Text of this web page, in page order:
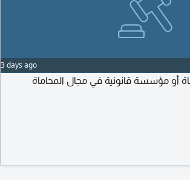
3 days ago
أو مؤسسة قانونية في مجال المحاماة